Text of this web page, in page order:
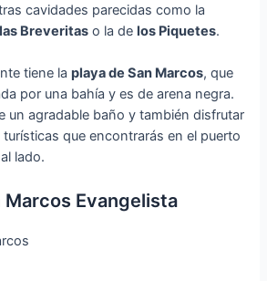
cavidades parecidas como la
las Breveritas o la delos Piquetes.
tiene laplaya de San Marcos, que
por una bahía y es de arena negra.
un agradable baño y también disfrutar
que encontrarás en el puerto
lado.
Marcos Evangelista